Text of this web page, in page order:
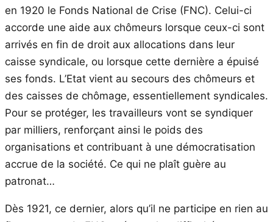
en 1920 le Fonds National de Crise (FNC). Celui-ci
accorde une aide aux chômeurs lorsque ceux-ci sont
arrivés en fin de droit aux allocations dans leur
caisse syndicale, ou lorsque cette dernière a épuisé
ses fonds. L’Etat vient au secours des chômeurs et
des caisses de chômage, essentiellement syndicales.
Pour se protéger, les travailleurs vont se syndiquer
par milliers, renforçant ainsi le poids des
organisations et contribuant à une démocratisation
accrue de la société. Ce qui ne plaît guère au
patronat…
Dès 1921, ce dernier, alors qu’il ne participe en rien au